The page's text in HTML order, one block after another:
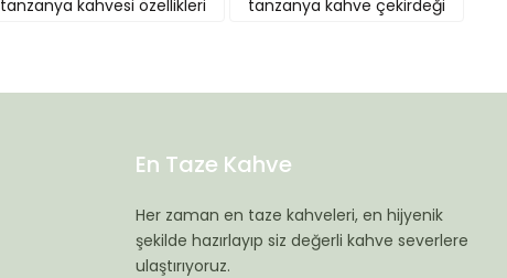
tanzanya kahvesi özellikleri tanzanya kahve çekirdeği
En Taze Kahve
Her zaman en taze kahveleri, en hijyenik
şekilde hazırlayıp siz değerli kahve severlere
ulaştırıyoruz.